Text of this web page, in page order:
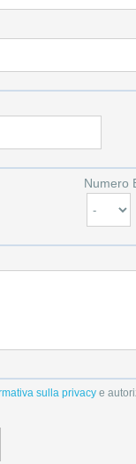
Numero
sulla privacy e